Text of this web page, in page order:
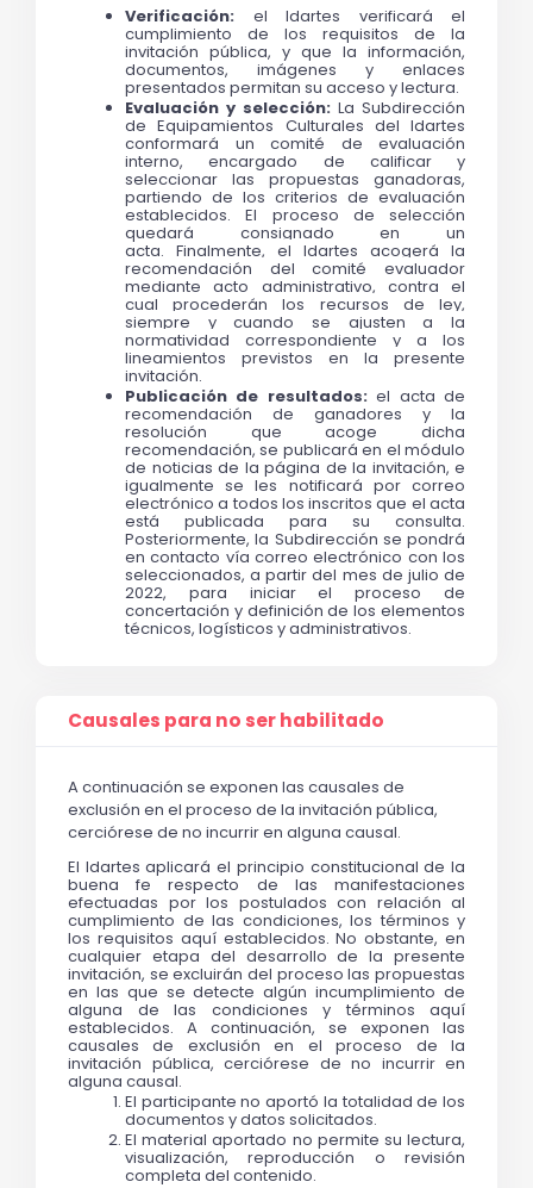
Verificación: el Idartes verificará el
cumplimiento de los requisitos de la
invitación pública, y que la información,
documentos, imágenes y enlaces
presentados permitan su acceso y lectura.
Evaluación y selección: La Subdirección
de Equipamientos Culturales del Idartes
conformará un comité de evaluación
interno, encargado de calificar y
seleccionar las propuestas ganadoras,
partiendo de los criterios de evaluación
establecidos. El proceso de selección
quedará consignado en un
acta. Finalmente, el Idartes acogerá la
recomendación del comité evaluador
mediante acto administrativo, contra el
cual procederán los recursos de ley,
siempre y cuando se ajusten a la
normatividad correspondiente y a los
lineamientos previstos en la presente
invitación.
Publicación de resultados: el acta de
recomendación de ganadores y la
resolución que acoge dicha
recomendación, se publicará en el módulo
de noticias de la página de la invitación, e
igualmente se les notificará por correo
electrónico a todos los inscritos que el acta
está publicada para su consulta.
Posteriormente, la Subdirección se pondrá
en contacto vía correo electrónico con los
seleccionados, a partir del mes de julio de
2022, para iniciar el proceso de
concertación y definición de los elementos
técnicos, logísticos y administrativos.
Causales para no ser habilitado
A continuación se exponen las causales de
exclusión en el proceso de la invitación pública,
cerciórese de no incurrir en alguna causal.
El Idartes aplicará el principio constitucional de la
buena fe respecto de las manifestaciones
efectuadas por los postulados con relación al
cumplimiento de las condiciones, los términos y
los requisitos aquí establecidos. No obstante, en
cualquier etapa del desarrollo de la presente
invitación, se excluirán del proceso las propuestas
en las que se detecte algún incumplimiento de
alguna de las condiciones y términos aquí
establecidos. A continuación, se exponen las
causales de exclusión en el proceso de la
invitación pública, cerciórese de no incurrir en
alguna causal.
El participante no aportó la totalidad de los
documentos y datos solicitados.
El material aportado no permite su lectura,
visualización, reproducción o revisión
completa del contenido.